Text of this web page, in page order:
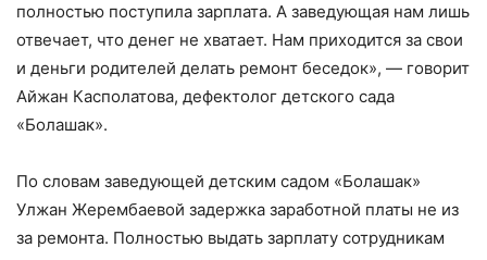
полностью поступила зарплата. А заведующая нам лишь
отвечает, что денег не хватает. Нам приходится за свои
и деньги родителей делать ремонт беседок», — говорит
Айжан Касполатова, дефектолог детского сада
«Болашак».
По словам заведующей детским садом «Болашак»
Улжан Жерембаевой задержка заработной платы не из
за ремонта. Полностью выдать зарплату сотрудникам